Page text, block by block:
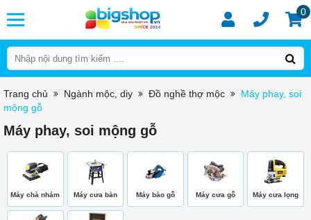
0
Trang chủ Ngành mộc, diy Đồ nghề thợ mộc
Máy phay, soi
mộng gỗ
Máy phay, soi mộng gỗ
Máy chà nhám Máy cưa bàn Máy bào gỗ Máy cưa gỗ Máy cưa lọng